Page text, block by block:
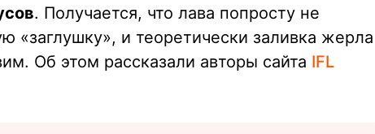
. Получается, что лава попросту не
«заглушку», и теоретически заливка жерла
Об этом рассказали авторы сайта IFL